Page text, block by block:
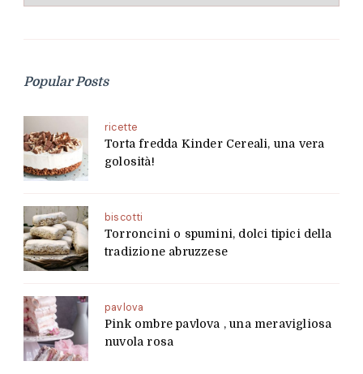
Popular Posts
ricette
Torta fredda Kinder Cereali, una vera
golosità!
biscotti
Torroncini o spumini, dolci tipici della
tradizione abruzzese
pavlova
Pink ombre pavlova , una meravigliosa
nuvola rosa